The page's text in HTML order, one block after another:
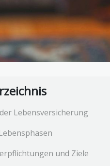
Lebensversicherung
und Ziele